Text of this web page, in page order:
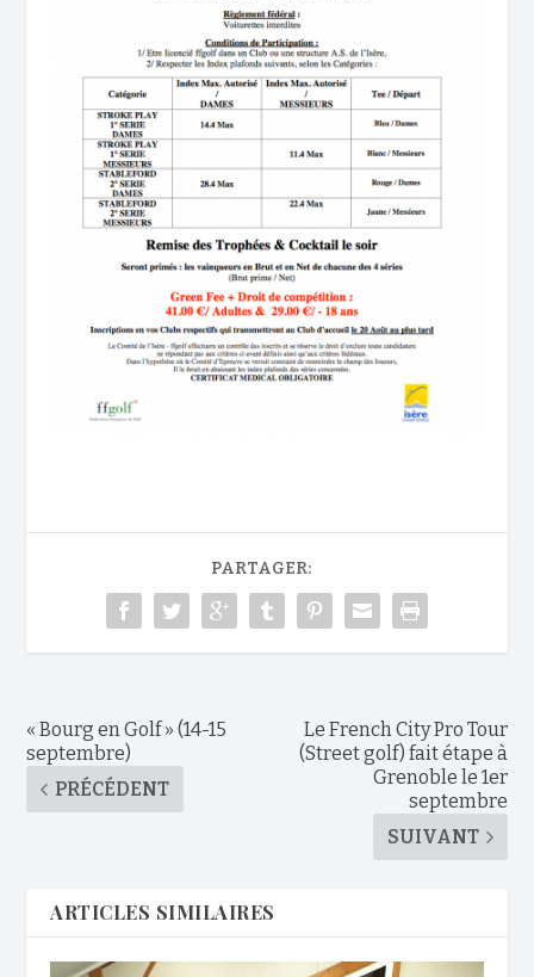
PARTAGER:
« Bourg en Golf » (14-15
septembre)
PRÉCÉDENT
Le French City Pro Tour
(Street golf) fait étape à
Grenoble le 1er
septembre
SUIVANT
ARTICLES SIMILAIRES